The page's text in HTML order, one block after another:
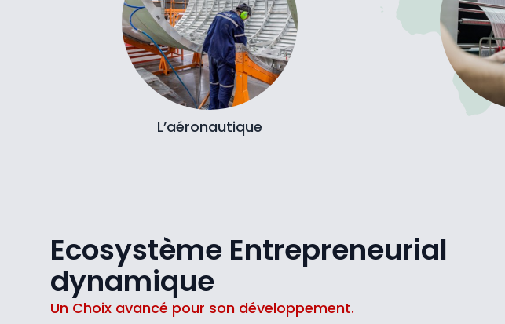
L’aéronautique
Ecosystème Entrepreneurial
dynamique
Un Choix avancé pour son développement.